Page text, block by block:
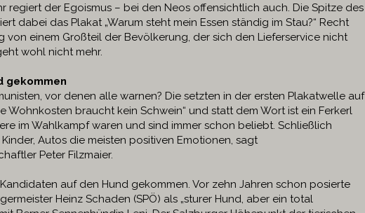
regiert der Egoismus – bei den Neos offensichtlich auch. Die Spitze des
dabei das Plakat „Warum steht mein Essen ständig im Stau?“ Recht
von einem Großteil der Bevölkerung, der sich den Lieferservice nicht
wohl nicht mehr.
gekommen
vor denen alle warnen? Die setzten in der ersten Plakatwelle auf
Wohnkosten braucht kein Schwein“ und statt dem Wort ist ein Ferkerl
im Wahlkampf waren und sind immer schon beliebt. Schließlich
Autos die meisten positiven Emotionen, sagt
Peter Filzmaier.
auf den Hund gekommen. Vor zehn Jahren schon posierte
Heinz Schaden (SPÖ) als „sturer Hund, aber ein total